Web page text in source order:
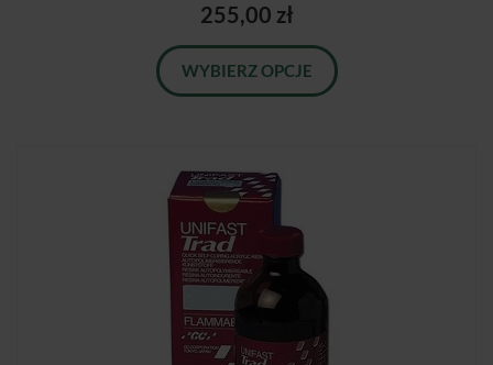
255,00 zł
WYBIERZ OPCJE